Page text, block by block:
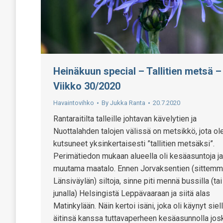
Heinäkuun special – Tallitien metsä –
Viikko 30/2020
Havaintovihko By Jukka Ranta 20.7.2020
Rantaraitilta talleille johtavan kävelytien ja
Nuottalahden talojen välissä on metsikkö, jota
kutsuneet yksinkertaisesti ”tallitien metsäksi”.
Perimätiedon mukaan alueella oli kesäasuntoja ja
muutama maatalo. Ennen Jorvaksentien
Länsiväylän) siltoja, sinne piti mennä bussilla (tai
junalla) Helsingistä Leppävaaraan ja siitä alas
Matinkylään. Näin kertoi isäni, joka oli käynyt
äitinsä kanssa tuttavaperheen kesäasunnolla